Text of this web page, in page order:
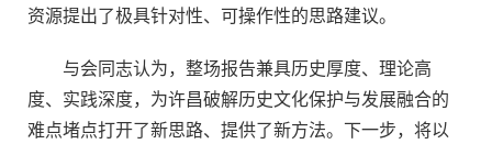
资源提出了极具针对性、可操作性的思路建议。
与会同志认为，整场报告兼具历史厚度、理论高
度、实践深度，为许昌破解历史文化保护与发展融合的
难点堵点打开了新思路、提供了新方法。下一步，将以